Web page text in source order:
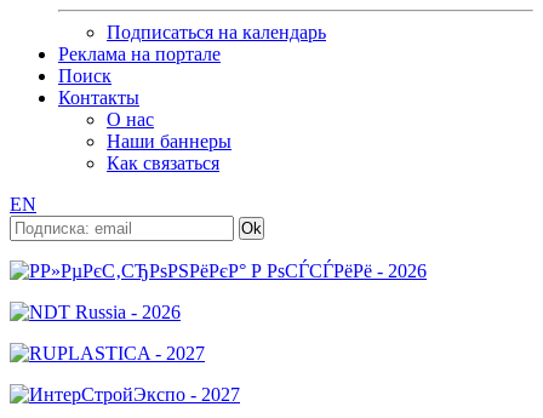
Подписаться на календарь
Реклама на портале
Поиск
Контакты
О нас
Наши баннеры
Как связаться
EN